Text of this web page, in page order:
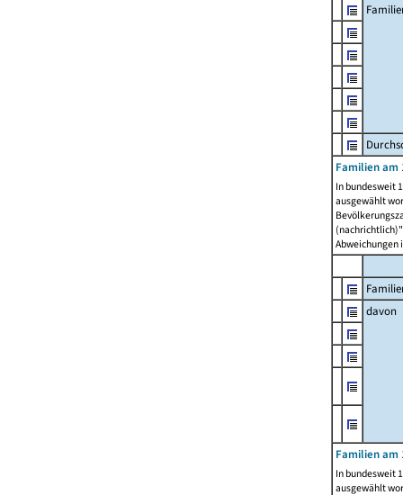
Familien am
In bundesweit
ausgewählt
Abweichungen
davon
Familien am
In bundesweit
ausgewählt